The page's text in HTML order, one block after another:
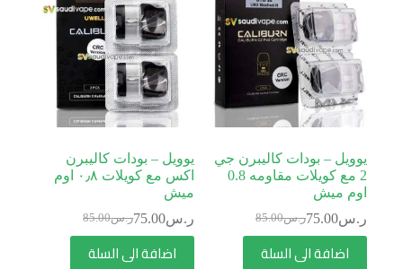
يوويل – بودات كاليبرن جي
2 مع كويلات مقاومه 0.8
اوم ميش
ر.س85.00 ر.س75.00
اضافة الى السلة
يوويل – بودات كاليبرن
اكس مع كويلات ٠٫٨ اوم
ميش
ر.س85.00 ر.س75.00
اضافة الى السلة